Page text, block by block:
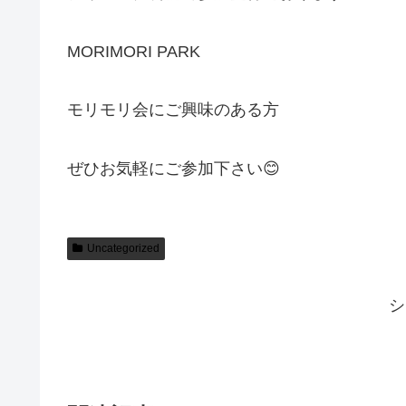
MORIMORI PARK
モリモリ会にご興味のある方
ぜひお気軽にご参加下さい😊
Uncategorized